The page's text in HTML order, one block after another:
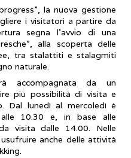
la nuova gestione
i visitatori a partire da
segna l’avvio di una
alla scoperta delle
tra stalattiti e stalagmiti
naturale.
accompagnata da un
più possibilità di visita e
Dal lunedì al mercoledì è
10.30 e, in base alle
visita dalle 14.00. Nelle
anche delle attività